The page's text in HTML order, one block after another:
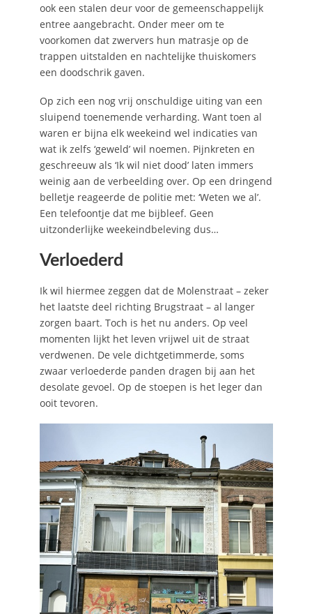
ook een stalen deur voor de gemeenschappelijk
entree aangebracht. Onder meer om te
voorkomen dat zwervers hun matrasje op de
trappen uitstalden en nachtelijke thuiskomers
een doodschrik gaven.
Op zich een nog vrij onschuldige uiting van een
sluipend toenemende verharding. Want toen al
waren er bijna elk weekeind wel indicaties van
wat ik zelfs ‘geweld’ wil noemen. Pijnkreten en
geschreeuw als ‘Ik wil niet dood’ laten immers
weinig aan de verbeelding over. Op een dringend
belletje reageerde de politie met: ‘Weten we al’.
Een telefoontje dat me bijbleef. Geen
uitzonderlijke weekeindbeleving dus…
Verloederd
Ik wil hiermee zeggen dat de Molenstraat – zeker
het laatste deel richting Brugstraat – al langer
zorgen baart. Toch is het nu anders. Op veel
momenten lijkt het leven vrijwel uit de straat
verdwenen. De vele dichtgetimmerde, soms
zwaar verloederde panden dragen bij aan het
desolate gevoel. Op de stoepen is het leger dan
ooit tevoren.